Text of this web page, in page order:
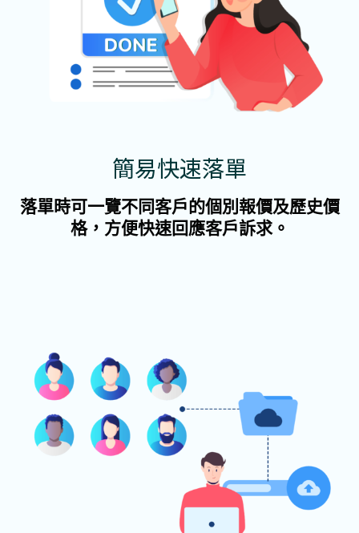
簡易快速落單
落單時可一覽不同客戶的個別報價及歷史價
格，方便快速回應客戶訴求。